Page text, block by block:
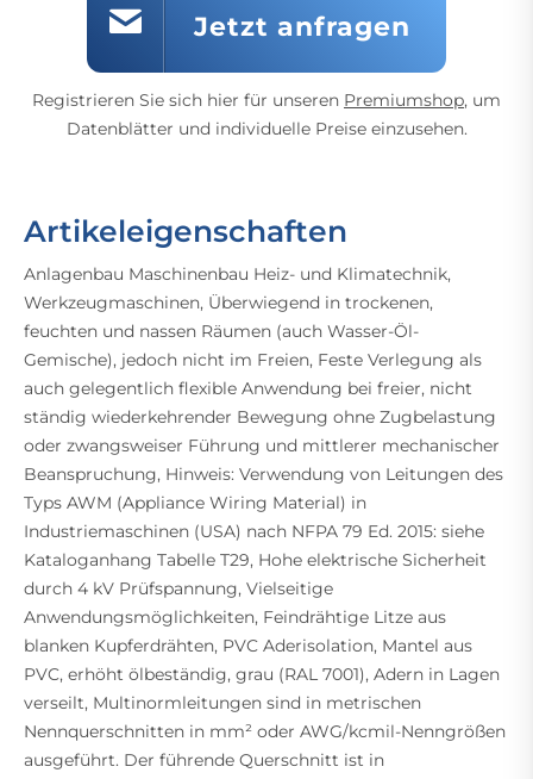
Jetzt anfragen
Registrieren Sie sich hier für unseren Premiumshop, um
Datenblätter und individuelle Preise einzusehen.
Artikeleigenschaften
Anlagenbau Maschinenbau Heiz- und Klimatechnik,
Werkzeugmaschinen, Überwiegend in trockenen,
feuchten und nassen Räumen (auch Wasser-Öl-
Gemische), jedoch nicht im Freien, Feste Verlegung als
auch gelegentlich flexible Anwendung bei freier, nicht
ständig wiederkehrender Bewegung ohne Zugbelastung
oder zwangsweiser Führung und mittlerer mechanischer
Beanspruchung, Hinweis: Verwendung von Leitungen des
Typs AWM (Appliance Wiring Material) in
Industriemaschinen (USA) nach NFPA 79 Ed. 2015: siehe
Kataloganhang Tabelle T29, Hohe elektrische Sicherheit
durch 4 kV Prüfspannung, Vielseitige
Anwendungsmöglichkeiten, Feindrähtige Litze aus
blanken Kupferdrähten, PVC Aderisolation, Mantel aus
PVC, erhöht ölbeständig, grau (RAL 7001), Adern in Lagen
verseilt, Multinormleitungen sind in metrischen
Nennquerschnitten in mm² oder AWG/kcmil-Nenngrößen
ausgeführt. Der führende Querschnitt ist in